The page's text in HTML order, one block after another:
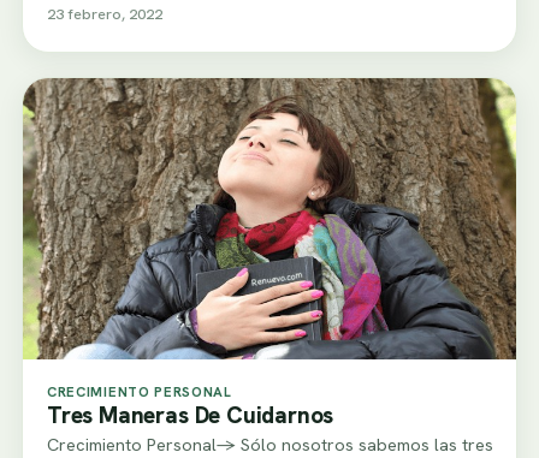
23 febrero, 2022
CRECIMIENTO PERSONAL
Tres Maneras De Cuidarnos
Crecimiento Personal-> Sólo nosotros sabemos las tres